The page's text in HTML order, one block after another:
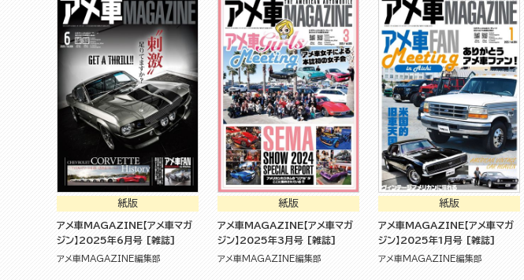
紙版
アメ車MAGAZINE【アメ車マガ
ジン】2025年6月号 [雑誌]
アメ車MAGAZINE編集部
紙版
アメ車MAGAZINE【アメ車マガ
ジン】2025年3月号 [雑誌]
アメ車MAGAZINE編集部
紙版
アメ車MAGAZINE【アメ車マガ
ジン】2025年1月号 [雑誌]
アメ車MAGAZINE編集部